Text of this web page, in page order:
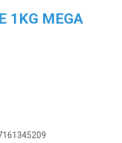
1KG MEGA